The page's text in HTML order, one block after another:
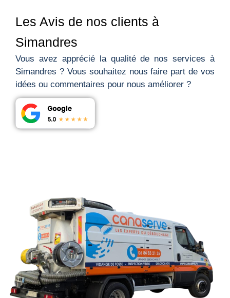
Les Avis de nos clients à
Simandres
Vous avez apprécié la qualité de nos services à
Simandres ? Vous souhaitez nous faire part de vos
idées ou commentaires pour nous améliorer ?